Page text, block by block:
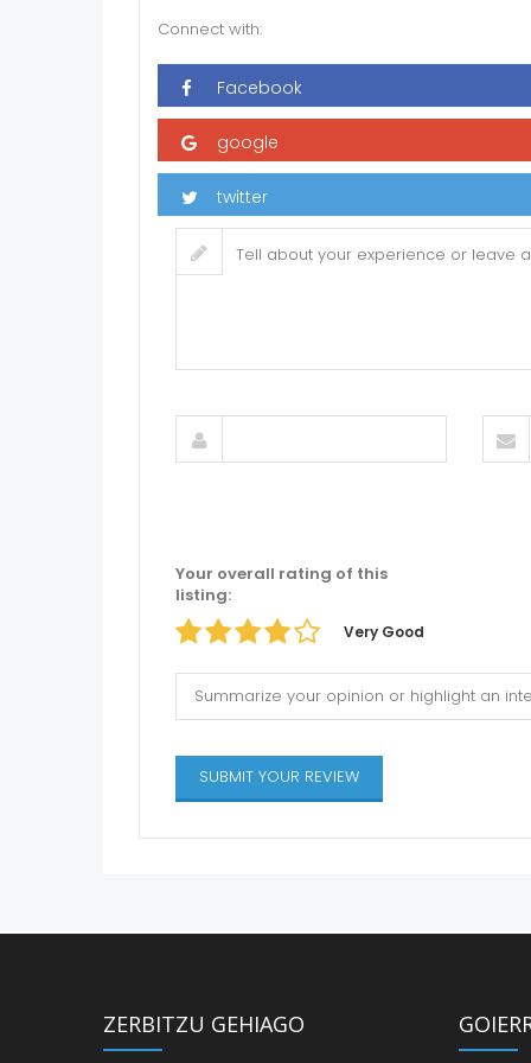
Connect with:
Your overall rating of this
listing:
Very Good
ZERBITZU GEHIAGO